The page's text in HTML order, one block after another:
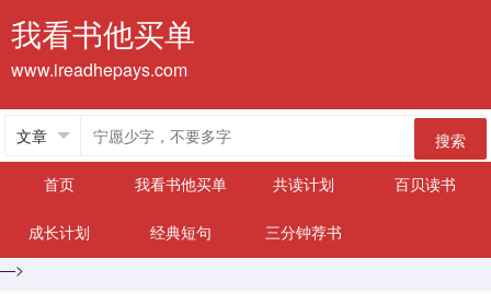
我看书他买单
www.ireadhepays.com
搜索
首页
我看书他买单 共读计划 百贝读书
成长计划 经典短句
三分钟荐书
—>